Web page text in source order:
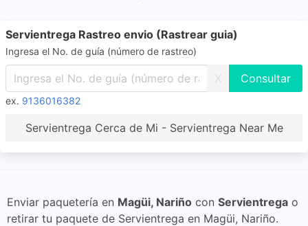
Servientrega Rastreo envio (Rastrear guia)
Ingresa el No. de guía (número de rastreo)
X
ex. 9136016382
Servientrega Cerca de Mi - Servientrega Near Me
Enviar paquetería en Magüi, Nariño con Servientrega o
retirar tu paquete de Servientrega en Magüi, Nariño.